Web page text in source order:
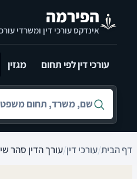
הפירמה
אינדקס עורכי דין ומשרדי
עורכי דין לפי תחום מגזין
חיפוש לפי שם, משרד, תחום
דף הבית/עורכי דין/עורך הדין סהר